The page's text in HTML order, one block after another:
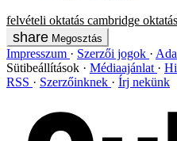
felvételi oktatás cambridge
Megosztás
Impresszum Szerzői jogok
Sütibeállítások
Médiaajánlat
RSS
Szerzőinknek Írj nekünk